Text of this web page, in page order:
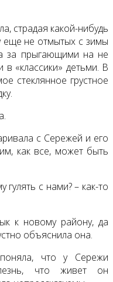
страдая какой-нибудь
еще не отмытых с зимы
за прыгающими на не
«классики» детьми. В
стеклянное грустное
с Сережей и его
как все, может быть
с нами? – как-то
к новому району, да
объяснила она.
что у Сережи
что живет он